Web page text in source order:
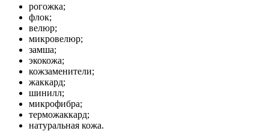
рогожка;
флок;
велюр;
микровелюр;
замша;
экокожа;
кожзаменители;
жаккард;
шинилл;
микрофибра;
терможаккард;
натуральная кожа.